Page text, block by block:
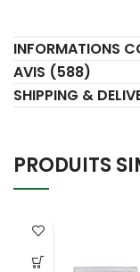
INFORMATIONS
AVIS (588)
SHIPPING &
PRODUITS